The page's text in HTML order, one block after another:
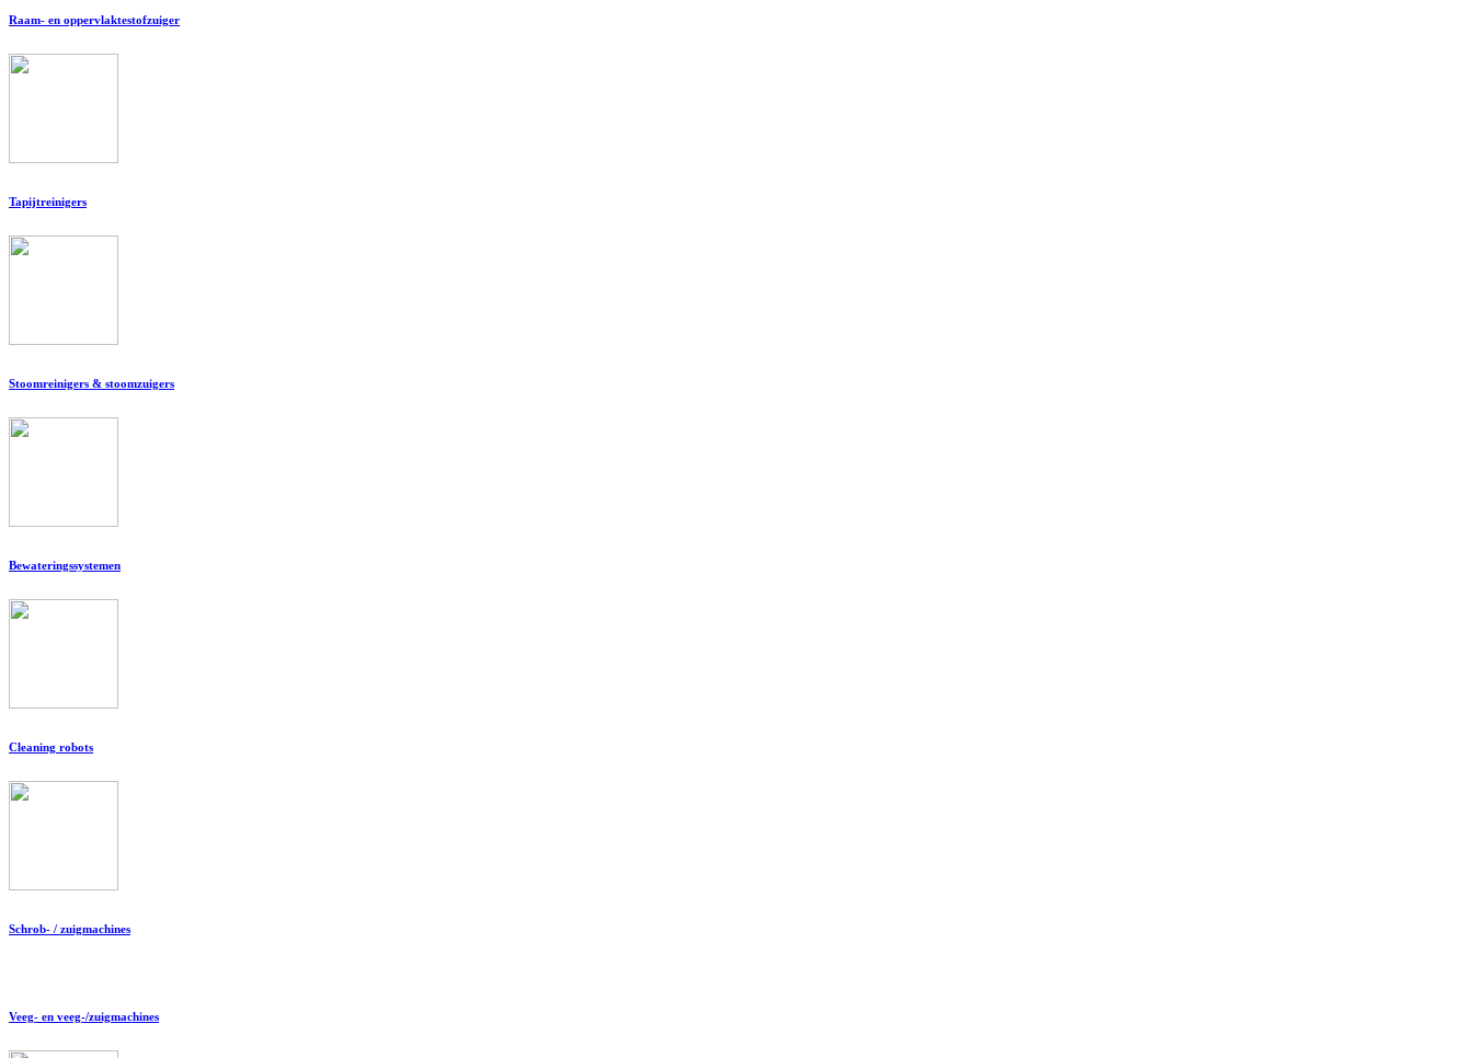
Raam- en oppervlaktestofzuiger
Tapijtreinigers
Stoomreinigers & stoomzuigers
Bewateringssystemen
Cleaning robots
Schrob- / zuigmachines
Veeg- en veeg-/zuigmachines